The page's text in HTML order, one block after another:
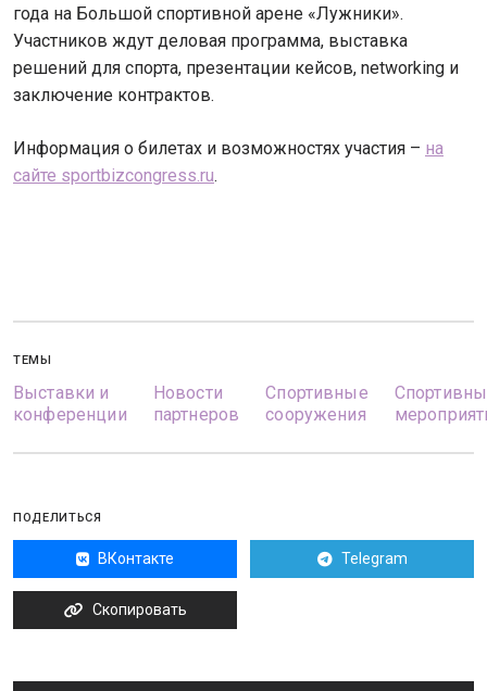
года на Большой спортивной арене «Лужники».
Участников ждут деловая программа, выставка
решений для спорта, презентации кейсов, networking и
заключение контрактов.
Информация о билетах и возможностях участия – на
сайте sportbizcongress.ru.
ТЕМЫ
Выставки и
конференции
Новости
партнеров
Спортивные
сооружения
ПОДЕЛИТЬСЯ
ВКонтакте Telegram
Скопировать